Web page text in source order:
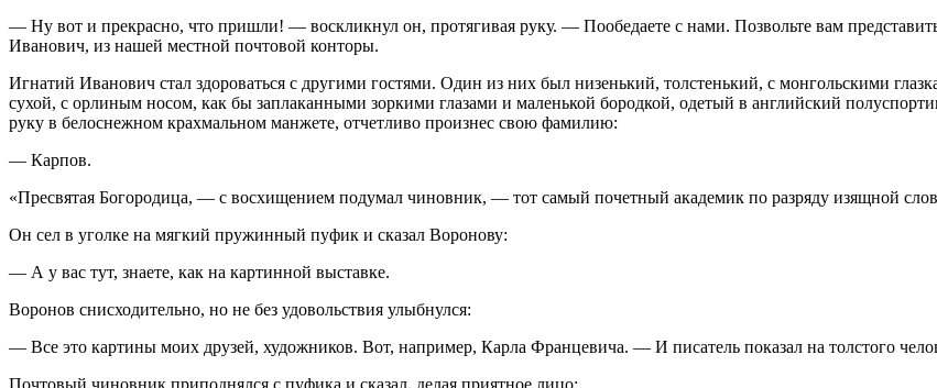
— Ну вот и прекрасно, что пришли! — воскликнул он, протягивая руку. — Пообедаете с нами. Позвольте вам
Иванович, из нашей местной почтовой конторы.
Игнатий Иванович стал здороваться с другими гостями. Один из них был низенький, толстенький, с монгольскими
сухой, с орлиным носом, как бы заплаканными зоркими глазами и маленькой бородкой, одетый в английский
руку в белоснежном крахмальном манжете, отчетливо произнес свою фамилию:
— Карпов.
«Пресвятая Богородица, — с восхищением подумал чиновник, — тот самый почетный академик по разряду изящной
Он сел в уголке на мягкий пружинный пуфик и сказал Воронову:
— А у вас тут, знаете, как на картинной выставке.
Воронов снисходительно, но не без удовольствия улыбнулся:
— Все это картины моих друзей, художников. Вот, например, Карла Францевича. — И писатель показал на толстого